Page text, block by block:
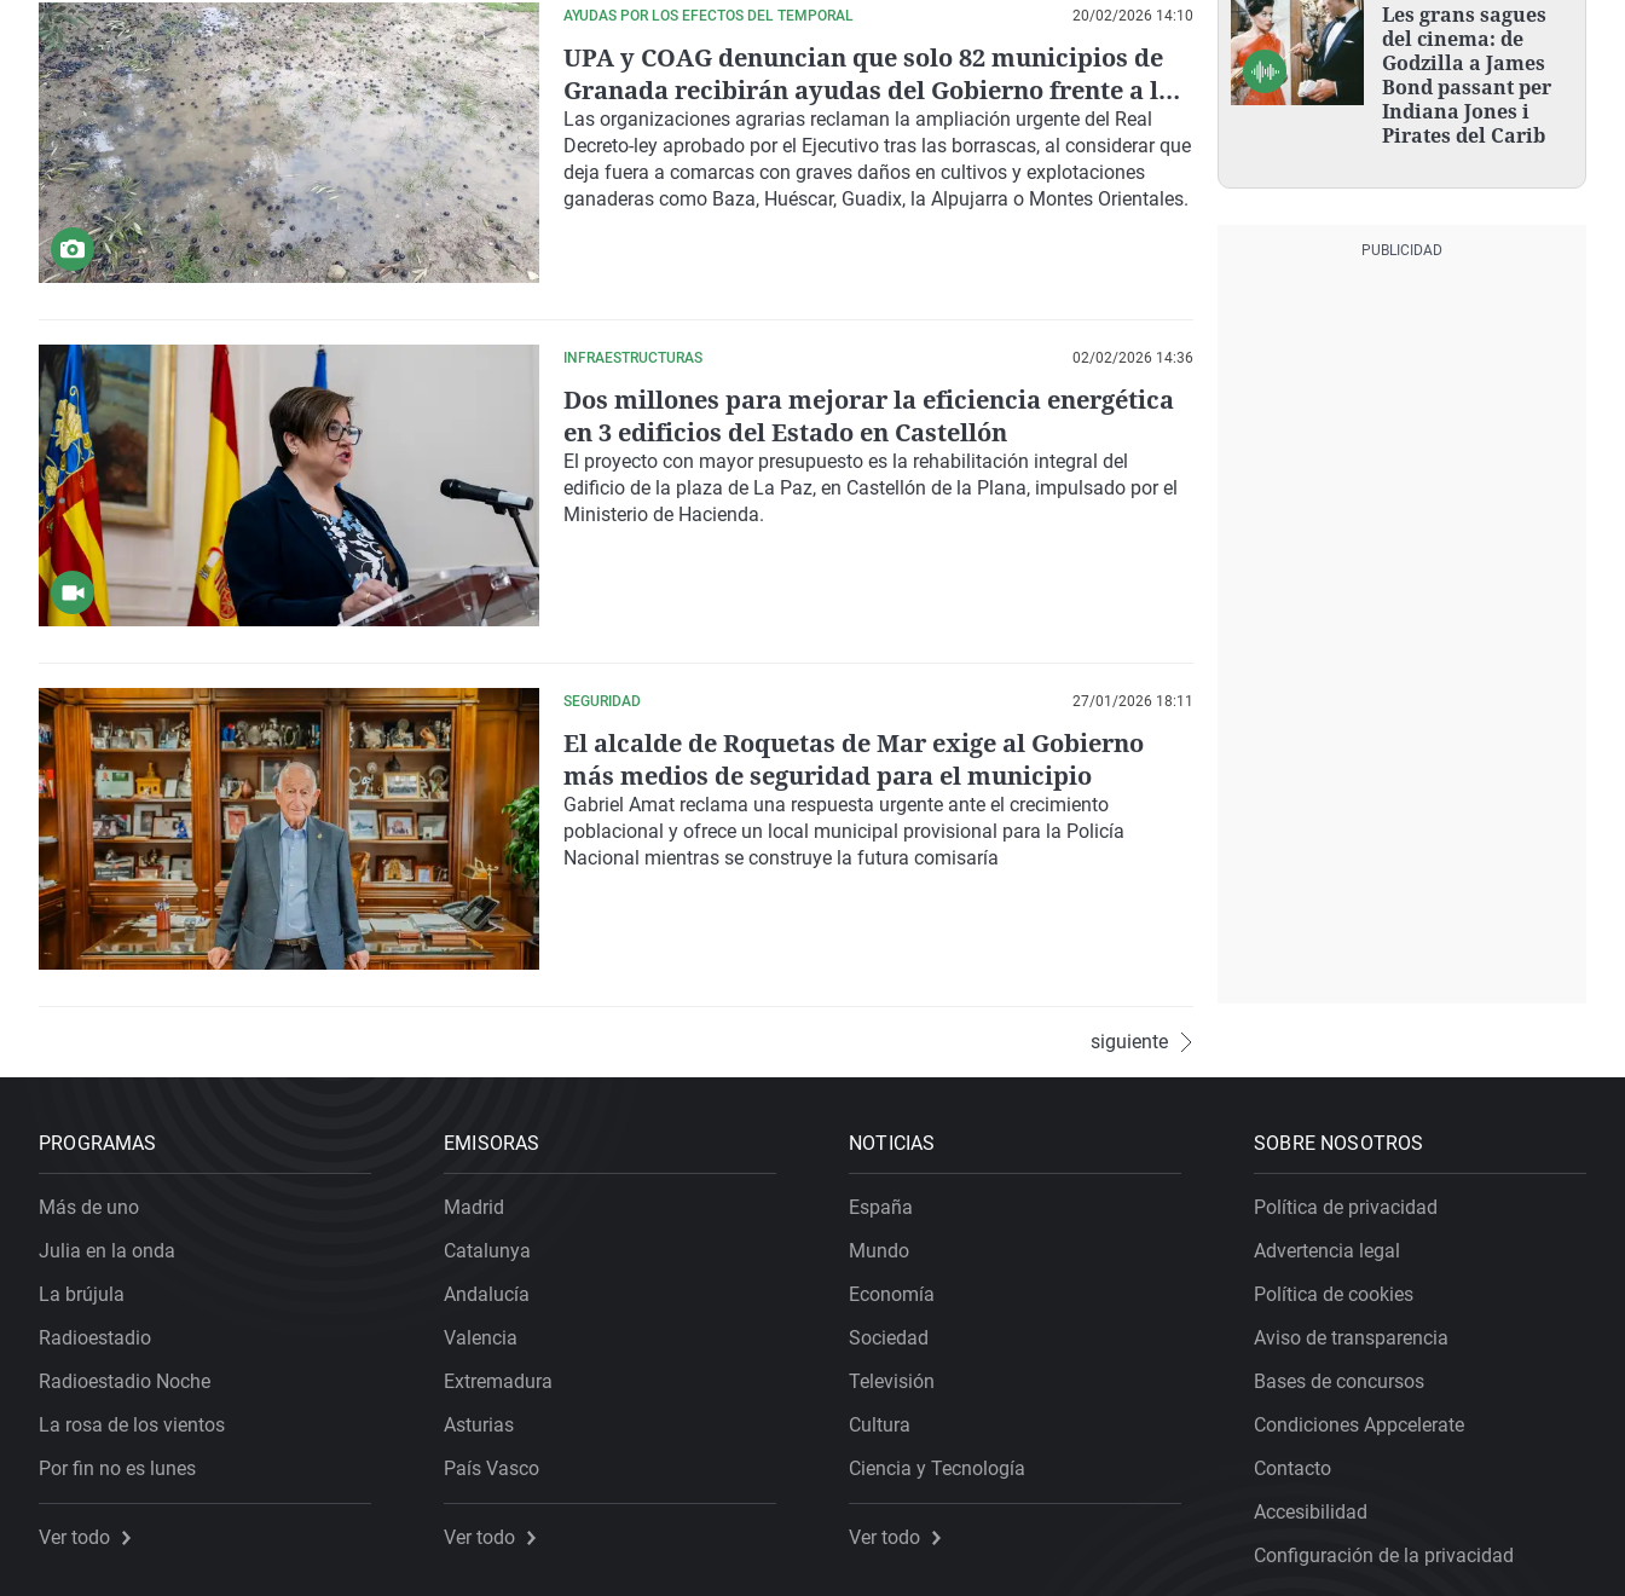
AYUDAS POR LOS EFECTOS DEL TEMPORAL 20/02/2026 14:10
UPA y COAG denuncian que solo 82 municipios de
Granada recibirán ayudas del Gobierno frente a los
141 anunciados
Las organizaciones agrarias reclaman la ampliación urgente del Real
Decreto-ley aprobado por el Ejecutivo tras las borrascas, al considerar que
deja fuera a comarcas con graves daños en cultivos y explotaciones
ganaderas como Baza, Huéscar, Guadix, la Alpujarra o Montes Orientales.
INFRAESTRUCTURAS 02/02/2026 14:36
Dos millones para mejorar la eficiencia energética
en 3 edificios del Estado en Castellón
El proyecto con mayor presupuesto es la rehabilitación integral del
edificio de la plaza de La Paz, en Castellón de la Plana, impulsado por el
Ministerio de Hacienda.
SEGURIDAD 27/01/2026 18:11
El alcalde de Roquetas de Mar exige al Gobierno
más medios de seguridad para el municipio
Gabriel Amat reclama una respuesta urgente ante el crecimiento
poblacional y ofrece un local municipal provisional para la Policía
Nacional mientras se construye la futura comisaría
siguiente
Les grans sagues
del cinema: de
Godzilla a James
Bond passant per
Indiana Jones i
Pirates del Carib
PROGRAMAS
Más de uno
Julia en la onda
La brújula
Radioestadio
Radioestadio Noche
La rosa de los vientos
Por fin no es lunes
Ver todo
EMISORAS
Madrid
Catalunya
Andalucía
Valencia
Extremadura
Asturias
País Vasco
Ver todo
NOTICIAS
España
Mundo
Economía
Sociedad
Televisión
Cultura
Ciencia y Tecnología
Ver todo
SOBRE NOSOTROS
Política de privacidad
Advertencia legal
Política de cookies
Aviso de transparencia
Bases de concursos
Condiciones Appcelerate
Contacto
Accesibilidad
Configuración de la privacidad